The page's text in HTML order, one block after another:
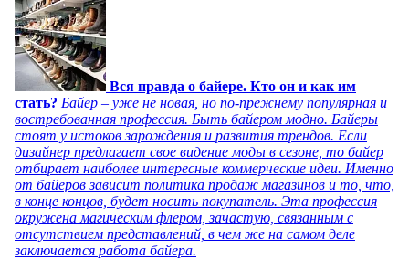
Вся правда о байере. Кто он и как им
стать? Байер – уже не новая, но по-прежнему популярная и
востребованная профессия. Быть байером модно. Байеры
стоят у истоков зарождения и развития трендов. Если
дизайнер предлагает свое видение моды в сезоне, то байер
отбирает наиболее интересные коммерческие идеи. Именно
от байеров зависит политика продаж магазинов и то, что,
в конце концов, будет носить покупатель. Эта профессия
окружена магическим флером, зачастую, связанным с
отсутствием представлений, в чем же на самом деле
заключается работа байера.